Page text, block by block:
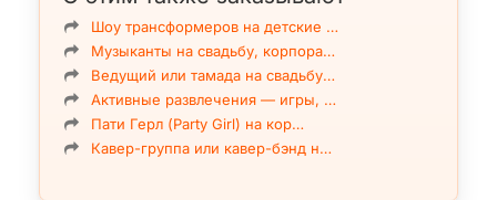
Шоу трансформеров на детские …
Музыканты на свадьбу, корпора…
Ведущий или тамада на свадьбу…
Активные развлечения — игры, …
Пати Герл (Party Girl) на кор…
Кавер-группа или кавер-бэнд н…